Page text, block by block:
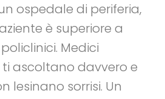
ospedale di periferia,
è superiore a
Medici
ascoltano davvero e
lesinano sorrisi. Un